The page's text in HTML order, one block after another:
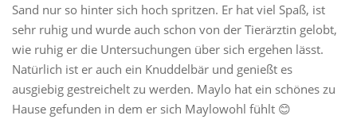
Sand nur so hinter sich hoch spritzen. Er hat viel Spaß, ist
sehr ruhig und wurde auch schon von der Tierärztin gelobt,
wie ruhig er die Untersuchungen über sich ergehen lässt.
Natürlich ist er auch ein Knuddelbär und genießt es
ausgiebig gestreichelt zu werden. Maylo hat ein schönes zu
Hause gefunden in dem er sich Maylowohl fühlt 😊